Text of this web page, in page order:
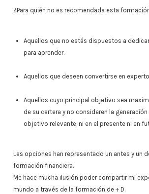
¿Para quién no es recomendada esta
Aquellos que no estás dispuestos a
para aprender.
Aquellos que deseen convertirse en
Aquellos cuyo principal objetivo sea
de su cartera y no consideren la
objetivo relevante, ni en el presente ni en
Las opciones han representado un antes y un
formación financiera.
Me hace mucha ilusión poder compartir mi
mundo a través de la formación de + D.